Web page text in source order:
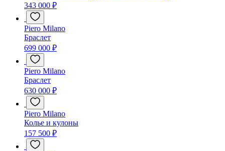
343 000 ₽
Piero Milano
Браслет
699 000 ₽
Piero Milano
Браслет
630 000 ₽
Piero Milano
Колье и кулоны
157 500 ₽